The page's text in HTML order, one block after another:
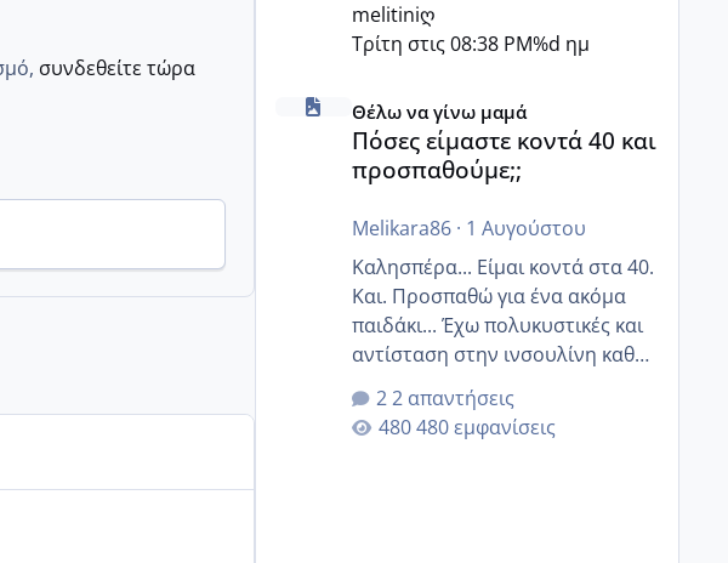
συνδεθείτε τώρα
melitiniღ
Τρίτη στις 08:38 PM%d ημ
Πόσες είμαστε κοντά 40 και προσπαθούμε;;
Θέλω να γίνω μαμά
Πόσες είμαστε κοντά 40 και
προσπαθούμε;;
Melikara86· 1 Αυγούστου
Καλησπέρα... Είμαι κοντά στα 40.
Και. Προσπαθώ για ένα ακόμα
παιδάκι... Έχω πολυκυστικές και
αντίσταση στην ινσουλίνη καθώς
και χάσιμοτο! Έχω λίγα κιλά
παραπάνω και όσο κ αν
προσπαθώ δεν χάνω εύκολα!
2 απαντήσεις
480 εμφανίσεις